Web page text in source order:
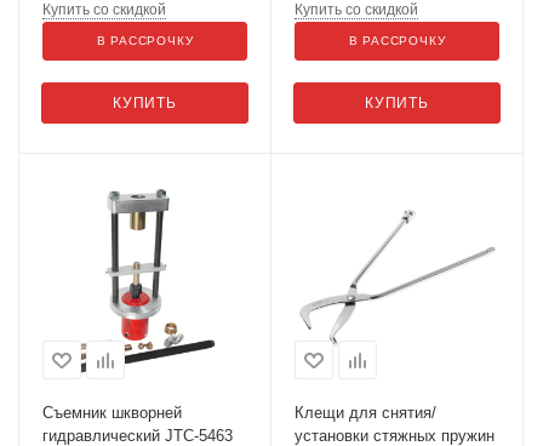
КУПИТЬ
Купить со скидкой
В РАССРОЧКУ
КУПИТЬ
Купить со скидкой
В РАССРОЧКУ
Съемник шкворней
гидравлический JTC-5463
Клещи для снятия/
установки стяжных пружин